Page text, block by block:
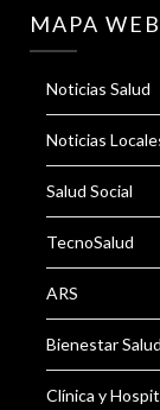
MAPA WEB
Noticias Salud
Noticias
Salud Social
TecnoSalud
ARS
Bienestar Salud
Clínica y